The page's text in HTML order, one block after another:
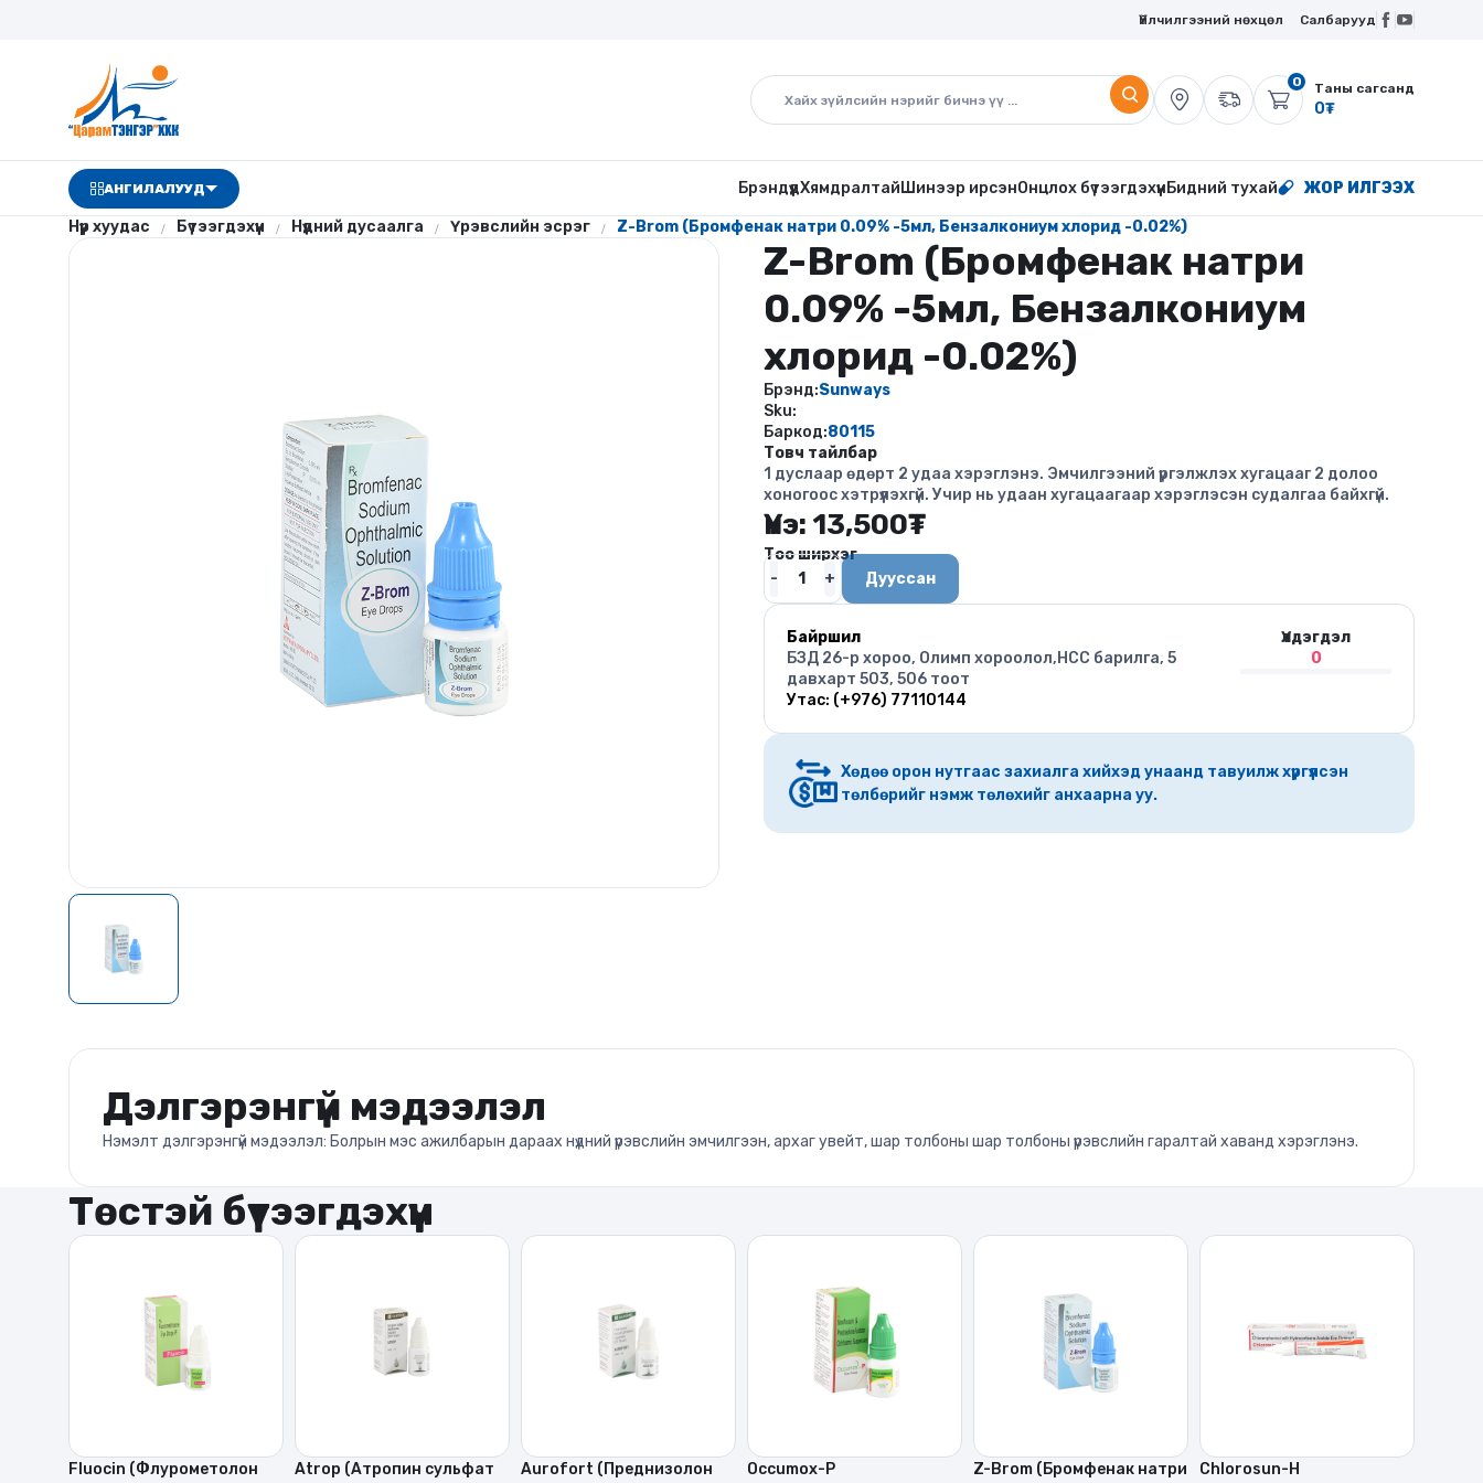
Үйлчилгээний нөхцөл Салбарууд
0 Таны сагсанд
0₮
АНГИЛАЛУУД БрэндүүдХямдралтайШинээр ирсэнОнцлох бүтээгдэхүүнБидний тухай ЖОР ИЛГЭЭХ
Нүүр хуудас Бүтээгдэхүүн Нүдний дусаалга Үрэвслийн эсрэг Z-Brom (Бромфенак натри 0.09% -5мл, Бензалкониум хлорид -0.02%)
Z-Brom (Бромфенак натри
0.09% -5мл, Бензалкониум
хлорид -0.02%)
Брэнд:Sunways
Sku:
Баркод:80115
Товч тайлбар
1 дуслаар өдөрт 2 удаа хэрэглэнэ. Эмчилгээний үргэлжлэх хугацааг 2 долоо
хоногоос хэтрүүлэхгүй. Учир нь удаан хугацаагаар хэрэглэсэн судалгаа байхгүй.
Үнэ: 13,500₮
Тоо ширхэг
Дууссан
Байршил
БЗД 26-р хороо, Олимп хороолол,HCC барилга, 5
давхарт 503, 506 тоот
Утас: (+976) 77110144
Үлдэгдэл
0
Хөдөө орон нутгаас захиалга хийхэд унаанд тавуилж хүргүүлсэн
төлбөрийг нэмж төлөхийг анхаарна уу.
Дэлгэрэнгүй мэдээлэл
Нэмэлт дэлгэрэнгүй мэдээлэл: Болрын мэс ажилбарын дараах нүдний үрэвслийн эмчилгээн, архаг увейт, шар толбоны шар толбоны үрэвслийн гаралтай хаванд хэрэглэнэ.
Төстэй бүтээгдэхүүн
Fluocin (Флурометолон Atrop (Атропин сульфат Aurofort (Преднизолон Occumox-P Z-Brom (Бромфенак натри Chlorosun-H